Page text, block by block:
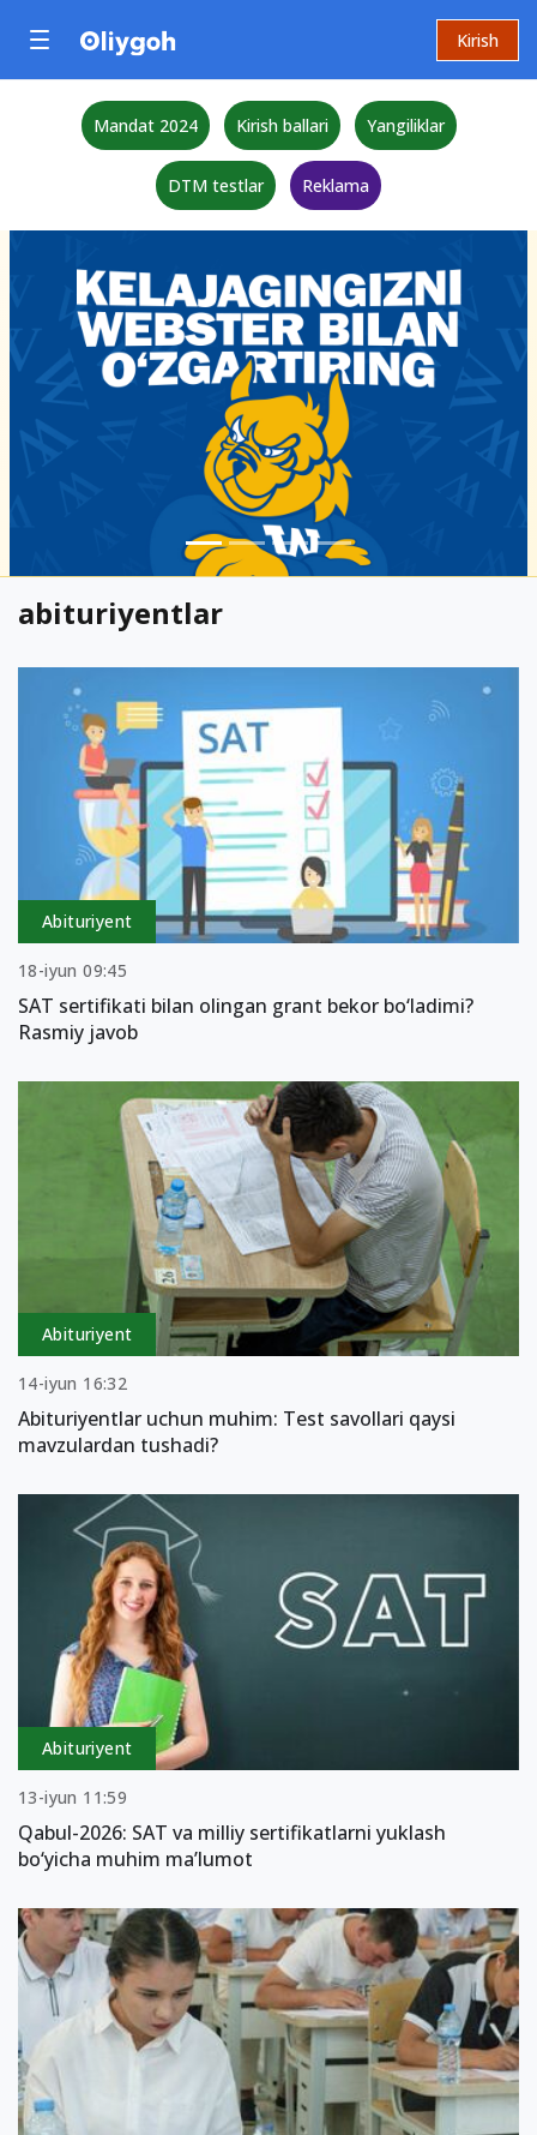
Kirish
Mandat 2024 Kirish ballari Yangiliklar
DTM testlar Reklama
abituriyentlar
Abituriyent
18-iyun 09:45
SAT sertifikati bilan olingan grant bekor bo‘ladimi?
Rasmiy javob
Abituriyent
14-iyun 16:32
Abituriyentlar uchun muhim: Test savollari qaysi
mavzulardan tushadi?
Abituriyent
13-iyun 11:59
Qabul-2026: SAT va milliy sertifikatlarni yuklash
bo‘yicha muhim ma’lumot